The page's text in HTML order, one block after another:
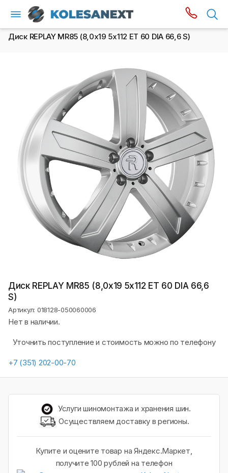
Диск REPLAY MR85 (8,0х19 5x112 ET 60 DIA 66,6 S)
Диск REPLAY MR85 (8,0х19 5x112 ET 60 DIA 66,6
S)
Артикул: 018128-050060006
Нет в наличии.
Уточнить поступление и стоимость можно по телефону
+7 (351) 202-00-70
Услуги шиномонтажа и хранения шин.
Осуществляем доставку в регионы.
Купите и оцените товар на Яндекс.Маркет,
получите 100 рублей на телефон